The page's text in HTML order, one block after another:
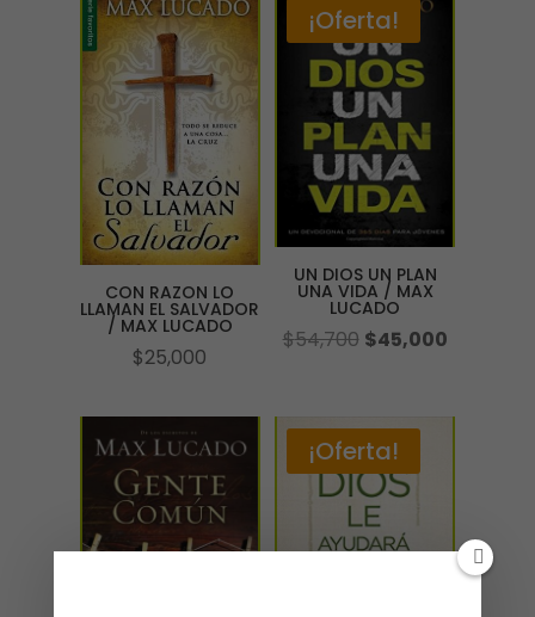
CON RAZON LO
LLAMAN EL SALVADOR
/ MAX LUCADO
$25,000
¡Oferta!
UN DIOS UN PLAN
UNA VIDA / MAX
LUCADO
$54,700 El
era:
$54,700.
$45,000El
¡Oferta!